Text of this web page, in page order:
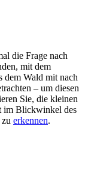
die Frage nach
mit dem
dem Wald mit nach
– um diesen
Sie, die kleinen
im Blickwinkel des
erkennen.